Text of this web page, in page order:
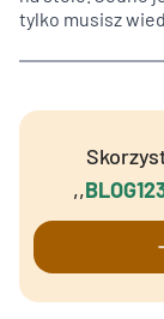
tylko musisz
,,